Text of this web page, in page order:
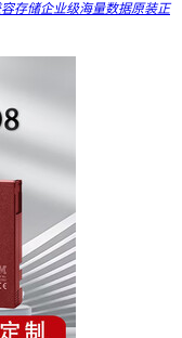
存储企业级海量数据原装正